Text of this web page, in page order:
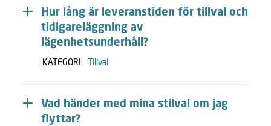
Hur lång är leveranstiden för tillval och
tidigareläggning av
lägenhetsunderhåll?
KATEGORI: Tillval
Vad händer med mina stilval om jag
flyttar?